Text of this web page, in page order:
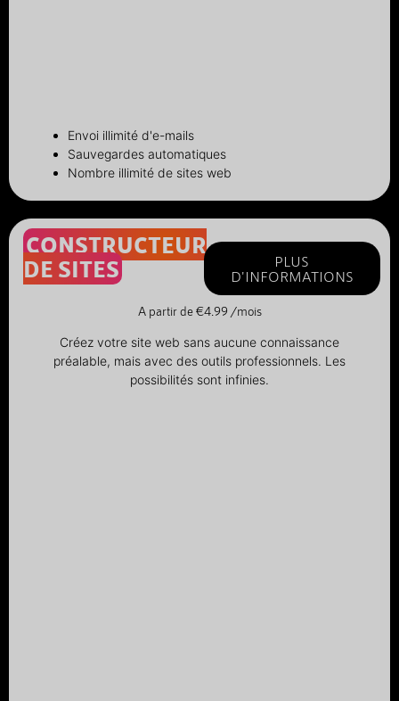
Envoi illimité d'e-mails
Sauvegardes automatiques
Nombre illimité de sites web
CONSTRUCTEUR
DE SITES
PLUS
D'INFORMATIONS
A partir de €4.99 /mois
Créez votre site web sans aucune connaissance
préalable, mais avec des outils professionnels. Les
possibilités sont infinies.